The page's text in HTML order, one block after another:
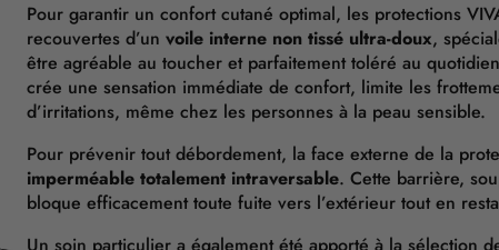
Pour garantir un confort cutané optimal, les protections
recouvertes d’un voile interne non tissé ultra-doux,
être agréable au toucher et parfaitement toléré au
crée une sensation immédiate de confort, limite les
d’irritations, même chez les personnes à la peau sensible.
Pour prévenir tout débordement, la face externe de la
imperméable totalement intraversable. Cette barrière,
bloque efficacement toute fuite vers l’extérieur tout en